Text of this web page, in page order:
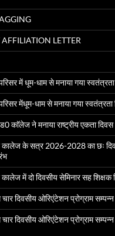
LETTER
में धूम-धाम से मनाया गया
मेंधूम-धाम से मनाया गया स्वतंत्रता
काॅलेज ने मनाया राष्ट्रीय एकता दिवस
कालेज के सत्र 2026-2028 का छः
कालेज में दो दिवसीय सेमिनार सह शिक्षक
दिवसीय ओरिएंटेशन प्रोग्राम सम्पन्न
दिवसीय ओरिएंटेशन प्रोग्राम सम्पन्न